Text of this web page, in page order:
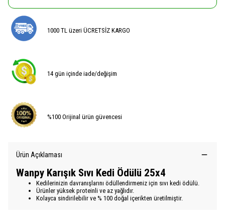
1000 TL üzeri ÜCRETSİZ KARGO
14 gün içinde iade/değişim
%100 Orijinal ürün güvencesi
Ürün Açıklaması
Wanpy Karışık Sıvı Kedi Ödülü 25x4
Kedilerinizin davranışlarını ödüllendirmeniz için sıvı kedi ödülü.
Ürünler yüksek proteinli ve az yağlıdır.
Kolayca sindirilebilir ve % 100 doğal içerikten üretilmiştir.